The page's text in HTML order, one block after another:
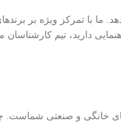
ما با تمرکز ویژه بر
دارید، تیم کارشناسان
این نردبان پاسخگوی نیازهای